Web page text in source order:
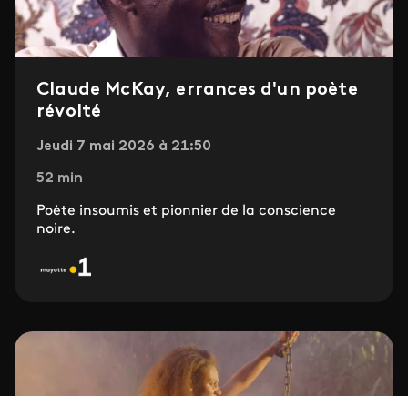
Claude McKay, errances d'un poète
révolté
Jeudi 7 mai 2026 à 21:50
52 min
Poète insoumis et pionnier de la conscience
noire.